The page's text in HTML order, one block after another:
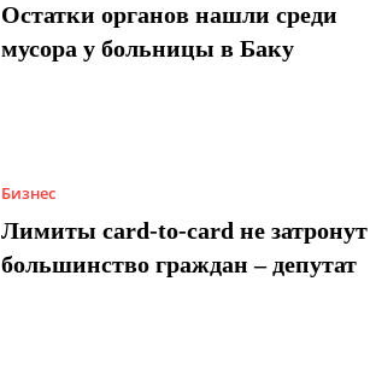
Остатки органов нашли среди
мусора у больницы в Баку
Бизнес
Лимиты card-to-card не затронут
большинство граждан – депутат